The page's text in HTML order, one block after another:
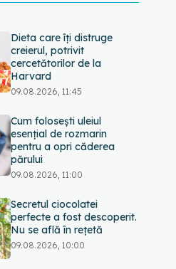
Dieta care îți distruge
creierul, potrivit
cercetătorilor de la
Harvard
09.08.2026, 11:45
Cum folosești uleiul
esențial de rozmarin
pentru a opri căderea
părului
09.08.2026, 11:00
Secretul ciocolatei
perfecte a fost descoperit.
Nu se află în rețetă
09.08.2026, 10:00